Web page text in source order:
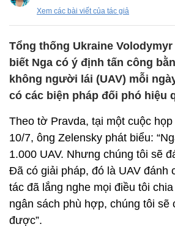
Xem các bài viết của tác giả
Tổng thống Ukraine
biết Nga có ý định tấn công
không người lái (UAV) mỗi
có các biện pháp đối phó hiệu
Theo tờ Pravda, tại một cuộc
10/7, ông Zelensky phát biểu:
1.000 UAV. Nhưng chúng tôi sẽ
Đã có giải pháp, đó là UAV đánh
tác đã lắng nghe mọi điều tôi
ngân sách phù hợp, chúng tôi sẽ
được”.